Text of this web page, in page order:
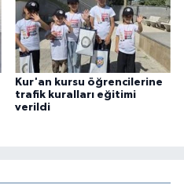
Kur'an kursu öğrencilerine
trafik kuralları eğitimi
verildi